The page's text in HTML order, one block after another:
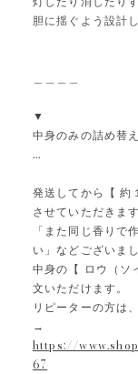
胆に揺ぐよう設計
▼
中身のみの詰め替
...
発送してから【 約
させていただきます
「また同じ香りで
い」などございまし
中身の【 ロウ（ソ
文いただけます。
リピーターの方は
→
https://
67